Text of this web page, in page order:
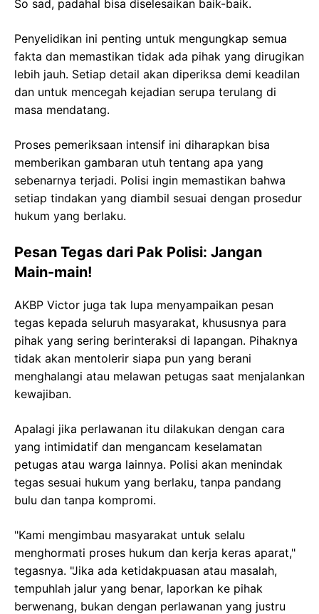
So sad, padahal bisa diselesaikan baik-baik.
Penyelidikan ini penting untuk mengungkap semua
fakta dan memastikan tidak ada pihak yang dirugikan
lebih jauh. Setiap detail akan diperiksa demi keadilan
dan untuk mencegah kejadian serupa terulang di
masa mendatang.
Proses pemeriksaan intensif ini diharapkan bisa
memberikan gambaran utuh tentang apa yang
sebenarnya terjadi. Polisi ingin memastikan bahwa
setiap tindakan yang diambil sesuai dengan prosedur
hukum yang berlaku.
Pesan Tegas dari Pak Polisi: Jangan
Main-main!
AKBP Victor juga tak lupa menyampaikan pesan
tegas kepada seluruh masyarakat, khususnya para
pihak yang sering berinteraksi di lapangan. Pihaknya
tidak akan mentolerir siapa pun yang berani
menghalangi atau melawan petugas saat menjalankan
kewajiban.
Apalagi jika perlawanan itu dilakukan dengan cara
yang intimidatif dan mengancam keselamatan
petugas atau warga lainnya. Polisi akan menindak
tegas sesuai hukum yang berlaku, tanpa pandang
bulu dan tanpa kompromi.
"Kami mengimbau masyarakat untuk selalu
menghormati proses hukum dan kerja keras aparat,"
tegasnya. "Jika ada ketidakpuasan atau masalah,
tempuhlah jalur yang benar, laporkan ke pihak
berwenang, bukan dengan perlawanan yang justru